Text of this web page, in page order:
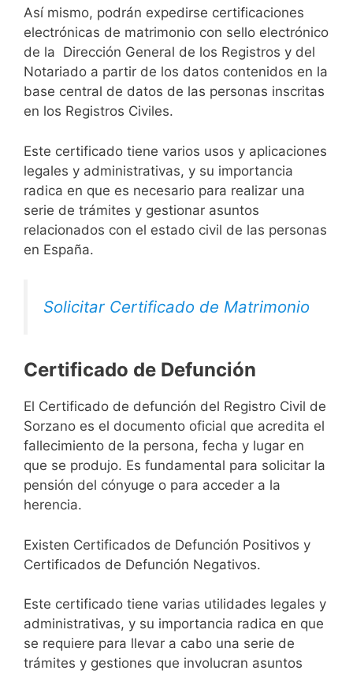
Así mismo, podrán expedirse certificaciones
electrónicas de matrimonio con sello electrónico
de la Dirección General de los Registros y del
Notariado a partir de los datos contenidos en la
base central de datos de las personas inscritas
en los Registros Civiles.
Este certificado tiene varios usos y aplicaciones
legales y administrativas, y su importancia
radica en que es necesario para realizar una
serie de trámites y gestionar asuntos
relacionados con el estado civil de las personas
en España.
Solicitar Certificado de Matrimonio
Certificado de Defunción
El Certificado de defunción del Registro Civil de
Sorzano es el documento oficial que acredita el
fallecimiento de la persona, fecha y lugar en
que se produjo. Es fundamental para solicitar la
pensión del cónyuge o para acceder a la
herencia.
Existen Certificados de Defunción Positivos y
Certificados de Defunción Negativos.
Este certificado tiene varias utilidades legales y
administrativas, y su importancia radica en que
se requiere para llevar a cabo una serie de
trámites y gestiones que involucran asuntos